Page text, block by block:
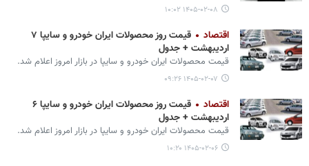
۱۴۰۵-۰۲-۰۸ ۱۰:۰۲
اقتصاد
قیمت روز محصولات ایران خودرو و سایپا ۷
اردیبهشت + جدول
قیمت محصولات ایران‌ خودرو و سایپا در بازار امروز اعلام شد.
۱۴۰۵-۰۲-۰۷ ۰۹:۲۶
اقتصاد
قیمت روز محصولات ایران خودرو و سایپا ۶
اردیبهشت + جدول
قیمت محصولات ایران‌ خودرو و سایپا در بازار امروز اعلام شد.
۱۴۰۵-۰۲-۰۶ ۱۰:۲۰